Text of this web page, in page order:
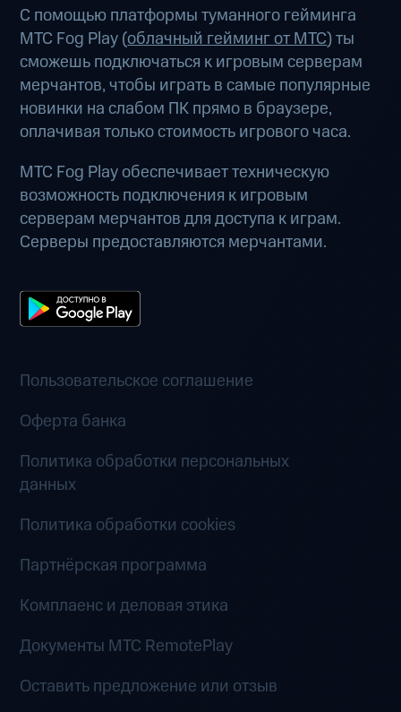
С помощью платформы туманного гейминга
МТС Fog Play (облачный гейминг от МТС) ты
сможешь подключаться к игровым серверам
мерчантов, чтобы играть в самые популярные
новинки на слабом ПК прямо в браузере,
оплачивая только стоимость игрового часа.
МТС Fog Play обеспечивает техническую
возможность подключения к игровым
серверам мерчантов для доступа к играм.
Серверы предоставляются мерчантами.
Пользовательское соглашение
Оферта банка
Политика обработки персональных
данных
Политика обработки cookies
Партнёрская программа
Комплаенс и деловая этика
Документы MTC RemotePlay
Оставить предложение или отзыв